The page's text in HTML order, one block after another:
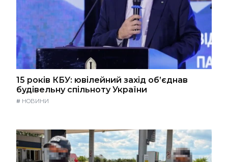
15 років КБУ: ювілейний захід об’єднав
будівельну спільноту України
# НОВИНИ